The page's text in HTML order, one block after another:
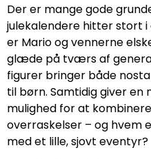
Der er mange gode
julekalendere hitter stort
er Mario og vennerne
glæde på tværs af
figurer bringer både
til børn. Samtidig giver en
mulighed for at
overraskelser – og hvem
med et lille, sjovt eventyr?